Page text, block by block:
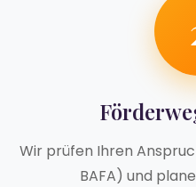
Wir prüfen Ihren
BAFA) und